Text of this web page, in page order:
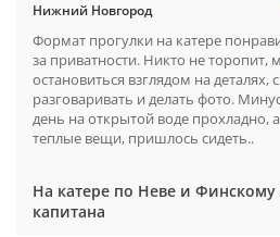
Нижний Новгород
Формат прогулки на катере
за приватности. Никто не торопит,
остановиться взглядом на деталях,
разговаривать и делать фото.
день на открытой воде прохладно,
теплые вещи, пришлось сидеть..
На катере по Неве и Финскому
капитана